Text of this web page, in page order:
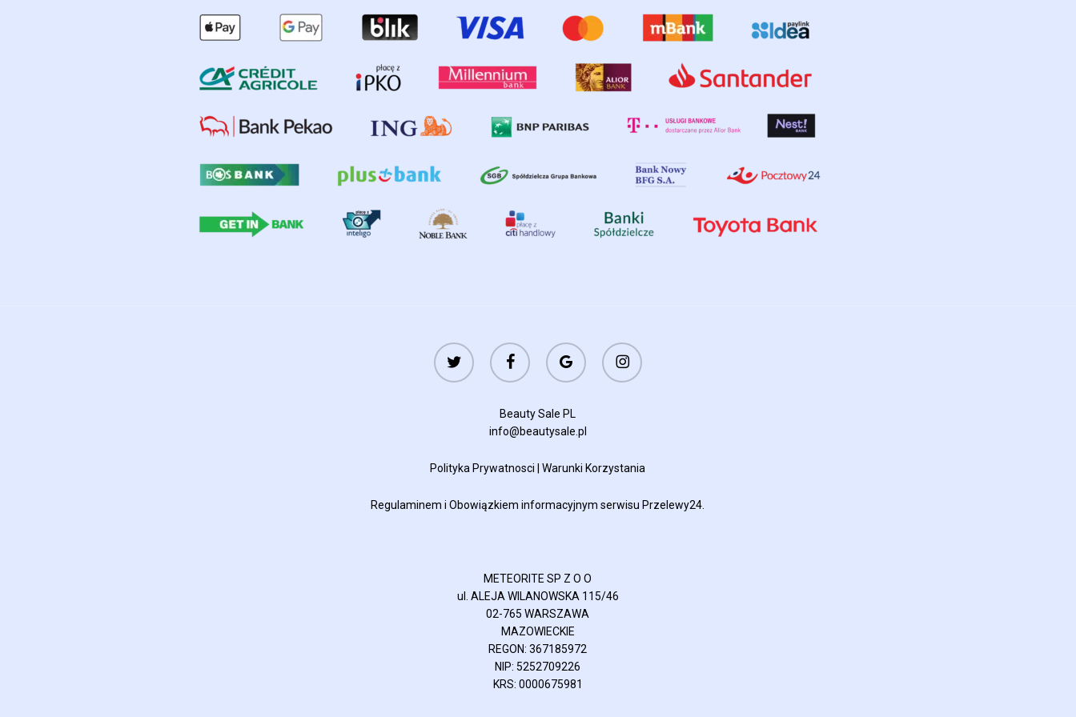
twitter facebook
google-
plus
instagram
Beauty Sale PL
info@beautysale.pl
Polityka Prywatnosci |Warunki Korzystania
Regulaminem iObowiązkiem informacyjnym serwisu Przelewy24.
METEORITE SP Z O O
ul. ALEJA WILANOWSKA 115/46
02-765 WARSZAWA
MAZOWIECKIE
REGON: 367185972
NIP: 5252709226
KRS: 0000675981